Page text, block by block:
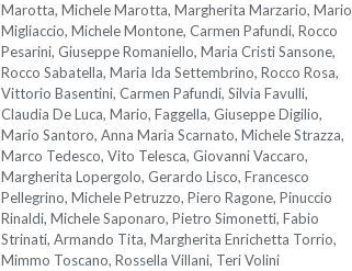
Marotta, Michele Marotta, Margherita Marzario, Mario
Migliaccio, Michele Montone, Carmen Pafundi, Rocco
Pesarini, Giuseppe Romaniello, Maria Cristi Sansone,
Rocco Sabatella, Maria Ida Settembrino, Rocco Rosa,
Vittorio Basentini, Carmen Pafundi, Silvia Favulli,
Claudia De Luca, Mario, Faggella, Giuseppe Digilio,
Mario Santoro, Anna Maria Scarnato, Michele Strazza,
Marco Tedesco, Vito Telesca, Giovanni Vaccaro,
Margherita Lopergolo, Gerardo Lisco, Francesco
Pellegrino, Michele Petruzzo, Piero Ragone, Pinuccio
Rinaldi, Michele Saponaro, Pietro Simonetti, Fabio
Strinati, Armando Tita, Margherita Enrichetta Torrio,
Mimmo Toscano, Rossella Villani, Teri Volini